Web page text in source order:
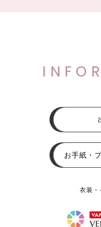
お手紙・
衣装・